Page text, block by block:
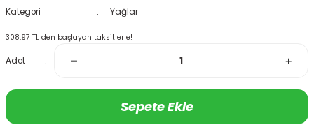
Kategori
Yağlar
308,97 TL den başlayan taksitlerle!
Adet
Sepete Ekle